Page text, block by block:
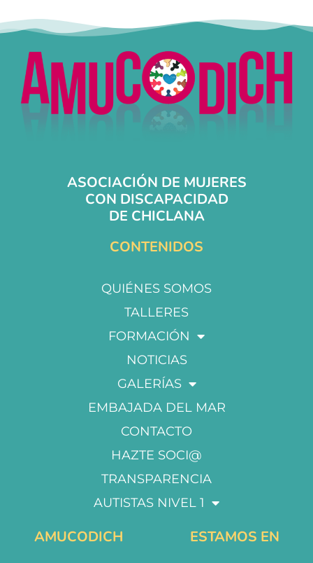
ASOCIACIÓN DE MUJERES
CON DISCAPACIDAD
DE CHICLANA
CONTENIDOS
QUIÉNES SOMOS
TALLERES
FORMACIÓN
NOTICIAS
GALERÍAS
EMBAJADA DEL MAR
CONTACTO
HAZTE SOCI@
TRANSPARENCIA
AUTISTAS NIVEL 1
AMUCODICH ESTAMOS EN